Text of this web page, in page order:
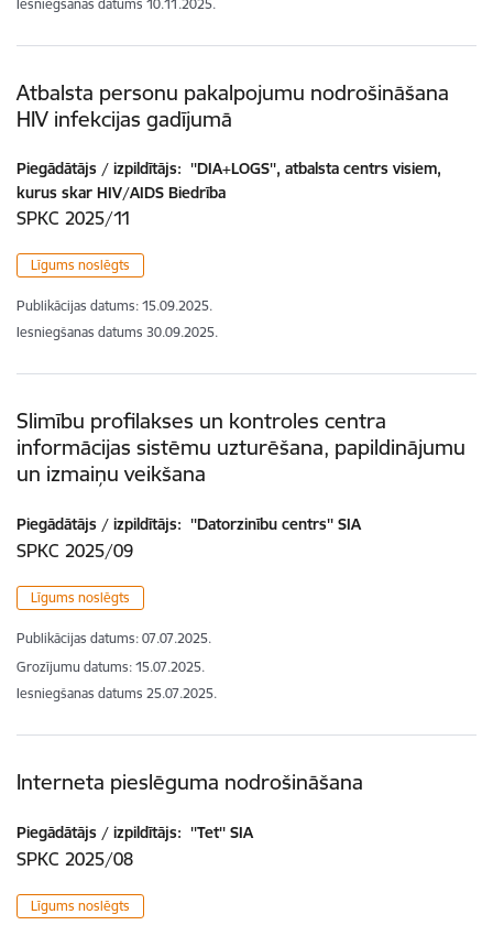
Iesniegšanas datums 10.11.2025.
Atbalsta personu pakalpojumu nodrošināšana
HIV infekcijas gadījumā
Piegādātājs / izpildītājs: ''DIA+LOGS'', atbalsta centrs visiem,
kurus skar HIV/AIDS Biedrība
SPKC 2025/11
Līgums noslēgts
Publikācijas datums: 15.09.2025.
Iesniegšanas datums 30.09.2025.
Slimību profilakses un kontroles centra
informācijas sistēmu uzturēšana, papildinājumu
un izmaiņu veikšana
Piegādātājs / izpildītājs: ''Datorzinību centrs'' SIA
SPKC 2025/09
Līgums noslēgts
Publikācijas datums: 07.07.2025.
Grozījumu datums: 15.07.2025.
Iesniegšanas datums 25.07.2025.
Interneta pieslēguma nodrošināšana
Piegādātājs / izpildītājs: ''Tet'' SIA
SPKC 2025/08
Līgums noslēgts